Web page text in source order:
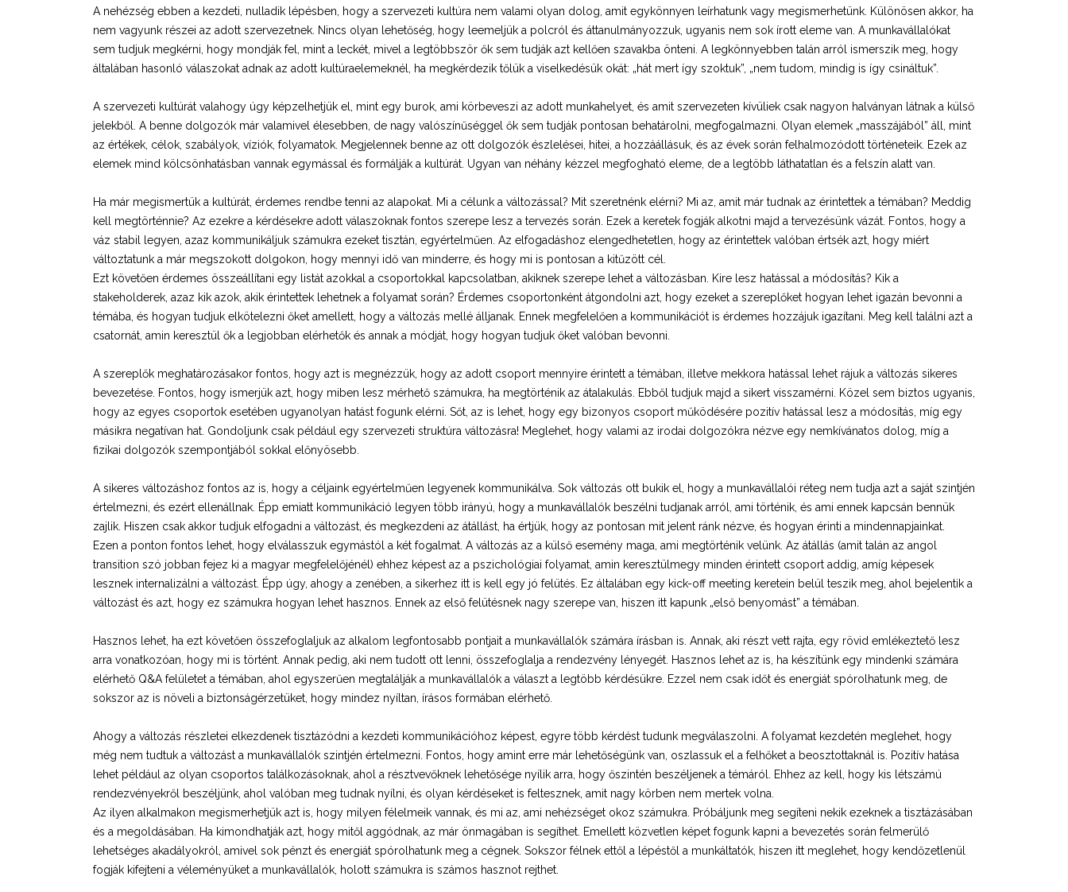
A nehézség ebben a kezdeti, nulladik lépésben, hogy a szervezeti kultúra nem valami olyan dolog, amit egykönnyen leírhatunk vagy megismerhetünk. Különösen akkor, ha
nem vagyunk részei az adott szervezetnek. Nincs olyan lehetőség, hogy leemeljük a polcról és áttanulmányozzuk, ugyanis nem sok írott eleme van. A munkavállalókat
sem tudjuk megkérni, hogy mondják fel, mint a leckét, mivel a legtöbbször ők sem tudják azt kellően szavakba önteni. A legkönnyebben talán arról ismerszik meg, hogy
általában hasonló válaszokat adnak az adott kultúraelemeknél, ha megkérdezik tőlük a viselkedésük okát: „hát mert így szoktuk”, „nem tudom, mindig is így csináltuk”.
A szervezeti kultúrát valahogy úgy képzelhetjük el, mint egy burok, ami körbeveszi az adott munkahelyet, és amit szervezeten kívüliek csak nagyon halványan látnak a külső
jelekből. A benne dolgozók már valamivel élesebben, de nagy valószínűséggel ők sem tudják pontosan behatárolni, megfogalmazni. Olyan elemek „masszájából” áll, mint
az értékek, célok, szabályok, víziók, folyamatok. Megjelennek benne az ott dolgozók észlelései, hitei, a hozzáállásuk, és az évek során felhalmozódott történeteik. Ezek az
elemek mind kölcsönhatásban vannak egymással és formálják a kultúrát. Ugyan van néhány kézzel megfogható eleme, de a legtöbb láthatatlan és a felszín alatt van.
Ha már megismertük a kultúrát, érdemes rendbe tenni az alapokat. Mi a célunk a változással? Mit szeretnénk elérni? Mi az, amit már tudnak az érintettek a témában? Meddig
kell megtörténnie? Az ezekre a kérdésekre adott válaszoknak fontos szerepe lesz a tervezés során. Ezek a keretek fogják alkotni majd a tervezésünk vázát. Fontos, hogy a
váz stabil legyen, azaz kommunikáljuk számukra ezeket tisztán, egyértelműen. Az elfogadáshoz elengedhetetlen, hogy az érintettek valóban értsék azt, hogy miért
változtatunk a már megszokott dolgokon, hogy mennyi idő van minderre, és hogy mi is pontosan a kitűzött cél.
Ezt követően érdemes összeállítani egy listát azokkal a csoportokkal kapcsolatban, akiknek szerepe lehet a változásban. Kire lesz hatással a módosítás? Kik a
stakeholderek, azaz kik azok, akik érintettek lehetnek a folyamat során? Érdemes csoportonként átgondolni azt, hogy ezeket a szereplőket hogyan lehet igazán bevonni a
témába, és hogyan tudjuk elkötelezni őket amellett, hogy a változás mellé álljanak. Ennek megfelelően a kommunikációt is érdemes hozzájuk igazítani. Meg kell találni azt a
csatornát, amin keresztül ők a legjobban elérhetők és annak a módját, hogy hogyan tudjuk őket valóban bevonni.
A szereplők meghatározásakor fontos, hogy azt is megnézzük, hogy az adott csoport mennyire érintett a témában, illetve mekkora hatással lehet rájuk a változás sikeres
bevezetése. Fontos, hogy ismerjük azt, hogy miben lesz mérhető számukra, ha megtörténik az átalakulás. Ebből tudjuk majd a sikert visszamérni. Közel sem biztos ugyanis,
hogy az egyes csoportok esetében ugyanolyan hatást fogunk elérni. Sőt, az is lehet, hogy egy bizonyos csoport működésére pozitív hatással lesz a módosítás, míg egy
másikra negatívan hat. Gondoljunk csak például egy szervezeti struktúra változásra! Meglehet, hogy valami az irodai dolgozókra nézve egy nemkívánatos dolog, míg a
fizikai dolgozók szempontjából sokkal előnyösebb.
A sikeres változáshoz fontos az is, hogy a céljaink egyértelműen legyenek kommunikálva. Sok változás ott bukik el, hogy a munkavállalói réteg nem tudja azt a saját szintjén
értelmezni, és ezért ellenállnak. Épp emiatt kommunikáció legyen több irányú, hogy a munkavállalók beszélni tudjanak arról, ami történik, és ami ennek kapcsán bennük
zajlik. Hiszen csak akkor tudjuk elfogadni a változást, és megkezdeni az átállást, ha értjük, hogy az pontosan mit jelent ránk nézve, és hogyan érinti a mindennapjainkat.
Ezen a ponton fontos lehet, hogy elválasszuk egymástól a két fogalmat. A változás az a külső esemény maga, ami megtörténik velünk. Az átállás (amit talán az angol
transition szó jobban fejez ki a magyar megfelelőjénél) ehhez képest az a pszichológiai folyamat, amin keresztülmegy minden érintett csoport addig, amíg képesek
lesznek internalizálni a változást. Épp úgy, ahogy a zenében, a sikerhez itt is kell egy jó felütés. Ez általában egy kick-off meeting keretein belül teszik meg, ahol bejelentik a
változást és azt, hogy ez számukra hogyan lehet hasznos. Ennek az első felütésnek nagy szerepe van, hiszen itt kapunk „első benyomást” a témában.
Hasznos lehet, ha ezt követően összefoglaljuk az alkalom legfontosabb pontjait a munkavállalók számára írásban is. Annak, aki részt vett rajta, egy rövid emlékeztető lesz
arra vonatkozóan, hogy mi is történt. Annak pedig, aki nem tudott ott lenni, összefoglalja a rendezvény lényegét. Hasznos lehet az is, ha készítünk egy mindenki számára
elérhető Q&A felületet a témában, ahol egyszerűen megtalálják a munkavállalók a választ a legtöbb kérdésükre. Ezzel nem csak időt és energiát spórolhatunk meg, de
sokszor az is növeli a biztonságérzetüket, hogy mindez nyíltan, írásos formában elérhető.
Ahogy a változás részletei elkezdenek tisztázódni a kezdeti kommunikációhoz képest, egyre több kérdést tudunk megválaszolni. A folyamat kezdetén meglehet, hogy
még nem tudtuk a változást a munkavállalók szintjén értelmezni. Fontos, hogy amint erre már lehetőségünk van, oszlassuk el a felhőket a beosztottaknál is. Pozitív hatása
lehet például az olyan csoportos találkozásoknak, ahol a résztvevőknek lehetősége nyílik arra, hogy őszintén beszéljenek a témáról. Ehhez az kell, hogy kis létszámú
rendezvényekről beszéljünk, ahol valóban meg tudnak nyílni, és olyan kérdéseket is feltesznek, amit nagy körben nem mertek volna.
Az ilyen alkalmakon megismerhetjük azt is, hogy milyen félelmeik vannak, és mi az, ami nehézséget okoz számukra. Próbáljunk meg segíteni nekik ezeknek a tisztázásában
és a megoldásában. Ha kimondhatják azt, hogy mitől aggódnak, az már önmagában is segíthet. Emellett közvetlen képet fogunk kapni a bevezetés során felmerülő
lehetséges akadályokról, amivel sok pénzt és energiát spórolhatunk meg a cégnek. Sokszor félnek ettől a lépéstől a munkáltatók, hiszen itt meglehet, hogy kendőzetlenül
fogják kifejteni a véleményüket a munkavállalók, holott számukra is számos hasznot rejthet.